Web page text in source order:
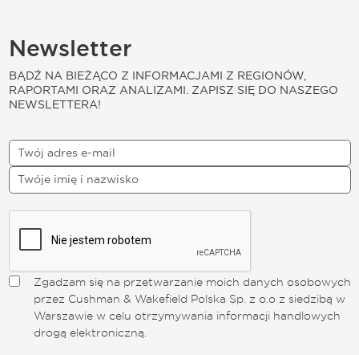
Newsletter
BĄDŹ NA BIEŻĄCO Z INFORMACJAMI Z REGIONÓW,
RAPORTAMI ORAZ ANALIZAMI. ZAPISZ SIĘ DO NASZEGO
NEWSLETTERA!
Zgadzam się na przetwarzanie moich danych osobowych
przez Cushman & Wakefield Polska Sp. z o.o z siedzibą w
Warszawie w celu otrzymywania informacji handlowych
drogą elektroniczną.